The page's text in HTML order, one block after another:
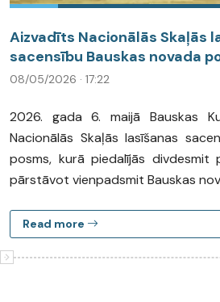
Aizvadīts Nacionālās Skaļās
sacensību Bauskas novada
08/05/2026 · 17:22
2026. gada 6. maijā Bauskas
Nacionālās Skaļās lasīšanas
posms, kurā piedalījās divdesmit
pārstāvot vienpadsmit Bauskas
Read more